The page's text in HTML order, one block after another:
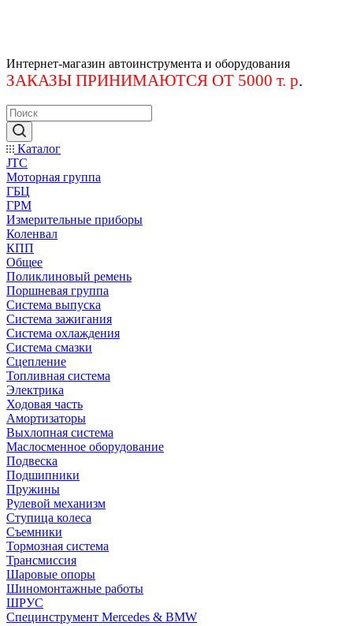
Интернет-магазин автоинструмента и оборудования
ЗАКАЗЫ ПРИНИМАЮТСЯ ОТ 5000 т. р.
Каталог
JTC
Моторная группа
ГБЦ
ГРМ
Измерительные приборы
Коленвал
КПП
Общее
Поликлиновый ремень
Поршневая группа
Система выпуска
Система зажигания
Система охлаждения
Система смазки
Сцепление
Топливная система
Электрика
Ходовая часть
Амортизаторы
Выхлопная система
Маслосменное оборудование
Подвеска
Подшипники
Пружины
Рулевой механизм
Ступица колеса
Съемники
Тормозная система
Трансмиссия
Шаровые опоры
Шиномонтажные работы
ШРУС
Специнструмент Mercedes & BMW